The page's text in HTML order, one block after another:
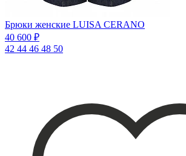
Брюки женские LUISA CERANO
40 600 ₽
42 44 46 48 50